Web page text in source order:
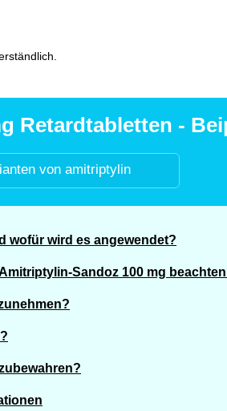
Retardtabletten -
von amitriptylin
wofür wird es angewendet?
Sandoz 100 mg